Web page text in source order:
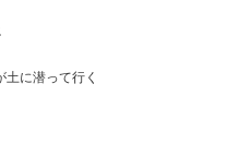
に潜って行く